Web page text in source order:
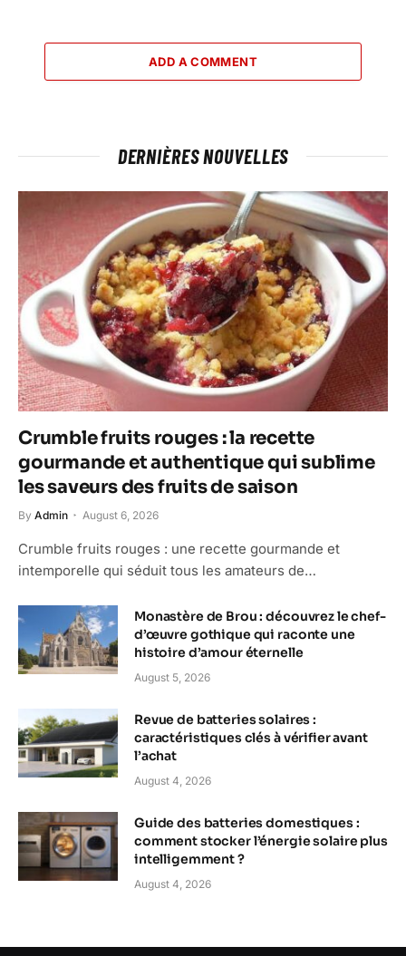
ADD A COMMENT
DERNIÈRES NOUVELLES
Crumble fruits rouges : la recette
gourmande et authentique qui sublime
les saveurs des fruits de saison
By Admin August 6, 2026
Crumble fruits rouges : une recette gourmande et
intemporelle qui séduit tous les amateurs de…
Monastère de Brou : découvrez le chef-
d’œuvre gothique qui raconte une
histoire d’amour éternelle
August 5, 2026
Revue de batteries solaires :
caractéristiques clés à vérifier avant
l’achat
August 4, 2026
Guide des batteries domestiques :
comment stocker l’énergie solaire plus
intelligemment ?
August 4, 2026